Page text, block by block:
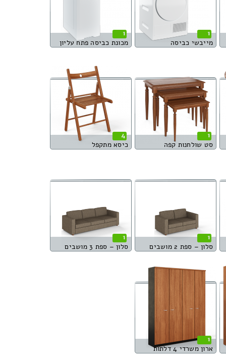
1
מייבשי כביסה
1
מכונת כביסה פתח עליון
1
סט שולחנות קפה
4
כיסא מתקפל
1
סלון – ספת 2 מושבים
1
סלון – ספת 3 מושבים
1
ארון משרדי 4 דלתות